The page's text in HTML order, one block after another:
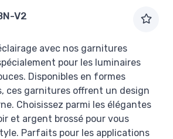
V2
avec nos garnitures
pour les luminaires
Disponibles en formes
ces garnitures offrent un design
Choisissez parmi les élégantes
et argent brossé pour vous
Parfaits pour les applications